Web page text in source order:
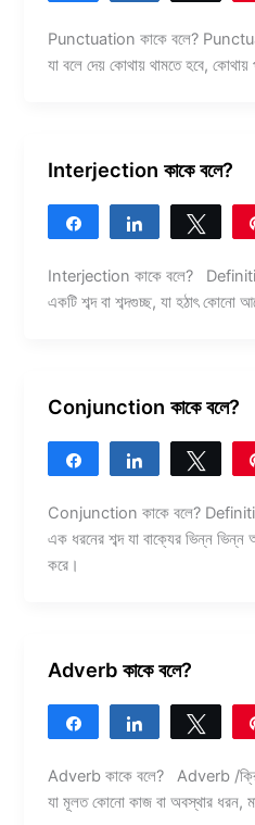
Punctuation কাকে বলে?
যা বলে দেয় কোথায় থামতে হবে,
Interjection কাকে বলে?
Share Share
Interjection কাকে বলে?
একটি শব্দ বা শব্দগুচ্ছ, যা হঠাৎ কোনো
Conjunction কাকে বলে?
Share Share
Conjunction কাকে বলে?
এক ধরনের শব্দ যা বাক্যের ভিন্ন
করে।
Adverb কাকে বলে?
Share Share
Adverb কাকে বলে? Adverb /
যা মূলত কোনো কাজ বা অবস্থার ধরন,